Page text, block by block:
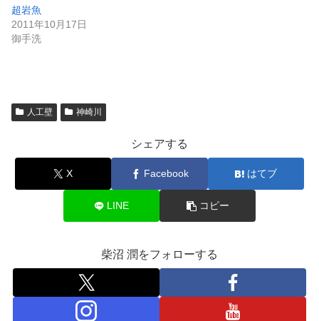
超岩魚
2011年10月17日
御手洗
人工壁 神崎川
シェアする
X Facebook はてブ
LINE コピー
柴沼 潤をフォローする